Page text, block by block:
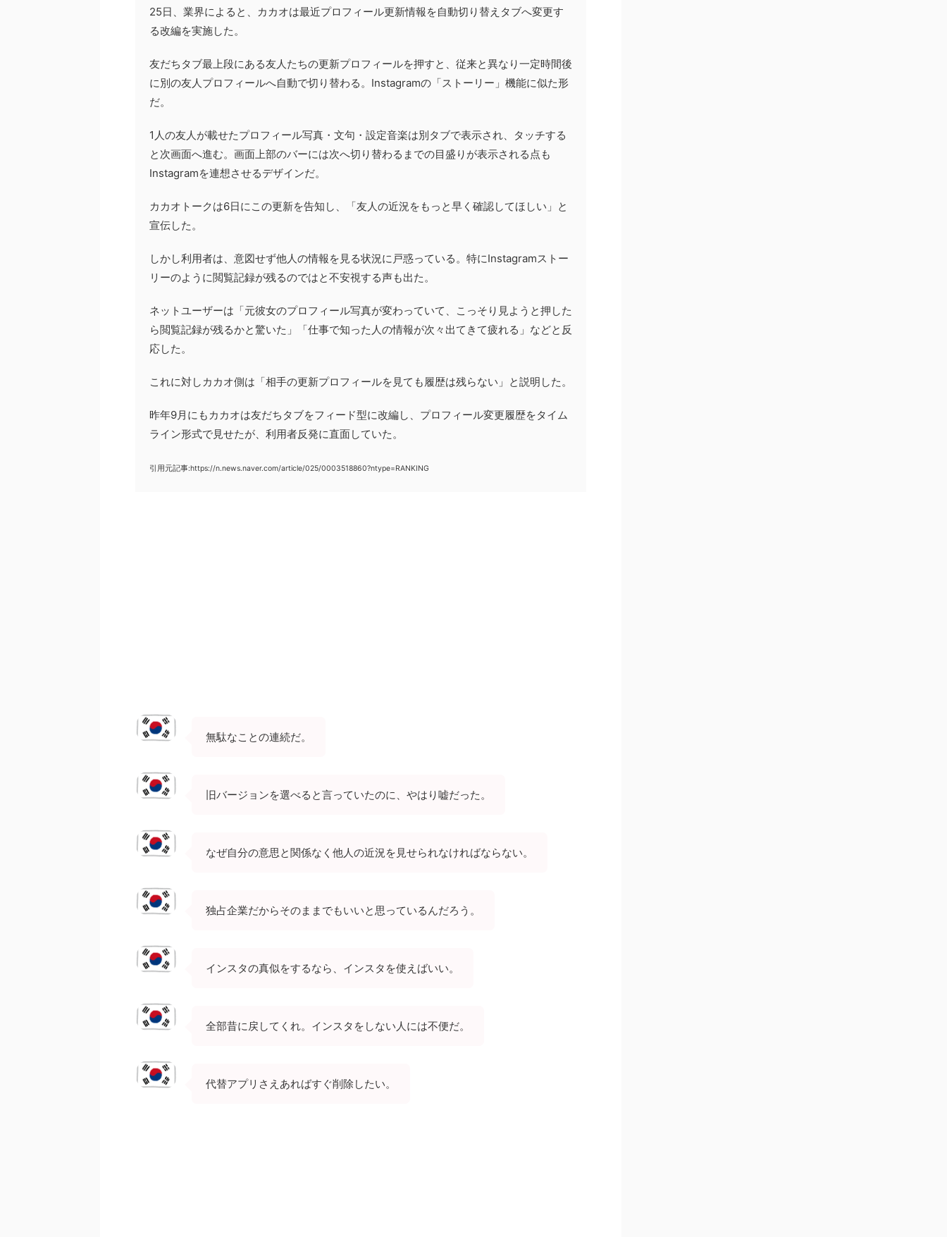
25日、業界によると、カカオは最近プロフィール更新情報を自動切り替えタブへ変更す
る改編を実施した。
友だちタブ最上段にある友人たちの更新プロフィールを押すと、従来と異なり一定時間後
に別の友人プロフィールへ自動で切り替わる。Instagramの「ストーリー」機能に似た形
だ。
1人の友人が載せたプロフィール写真・文句・設定音楽は別タブで表示され、タッチする
と次画面へ進む。画面上部のバーには次へ切り替わるまでの目盛りが表示される点も
Instagramを連想させるデザインだ。
カカオトークは6日にこの更新を告知し、「友人の近況をもっと早く確認してほしい」と
宣伝した。
しかし利用者は、意図せず他人の情報を見る状況に戸惑っている。特にInstagramストー
リーのように閲覧記録が残るのではと不安視する声も出た。
ネットユーザーは「元彼女のプロフィール写真が変わっていて、こっそり見ようと押した
ら閲覧記録が残るかと驚いた」「仕事で知った人の情報が次々出てきて疲れる」などと反
応した。
これに対しカカオ側は「相手の更新プロフィールを見ても履歴は残らない」と説明した。
昨年9月にもカカオは友だちタブをフィード型に改編し、プロフィール変更履歴をタイム
ライン形式で見せたが、利用者反発に直面していた。
引用元記事:https://n.news.naver.com/article/025/0003518860?ntype=RANKING
無駄なことの連続だ。
旧バージョンを選べると言っていたのに、やはり嘘だった。
なぜ自分の意思と関係なく他人の近況を見せられなければならない。
独占企業だからそのままでもいいと思っているんだろう。
インスタの真似をするなら、インスタを使えばいい。
全部昔に戻してくれ。インスタをしない人には不便だ。
代替アプリさえあればすぐ削除したい。